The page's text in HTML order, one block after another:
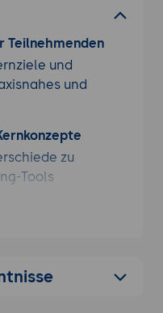
Teilnehmenden
und
und
zu
Tools
Learning